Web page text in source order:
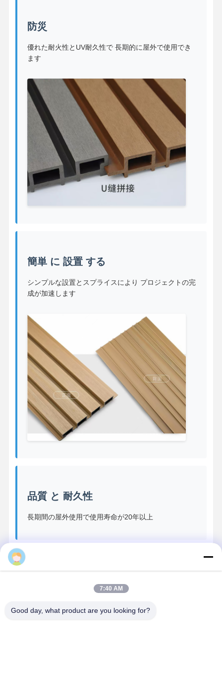
防災
優れた耐火性とUV耐久性で 長期的に屋外で使用でき
ます
簡単 に 設置 する
シンプルな設置とスプライスにより プロジェクトの完
成が加速します
品質 と 耐久性
長期間の屋外使用で使用寿命が20年以上
生産環境
7:40 AM
Good day, what product are you looking for?